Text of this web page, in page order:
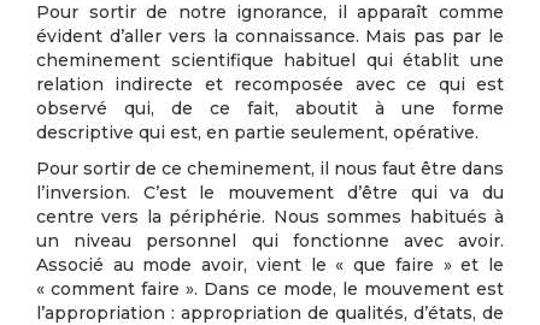
Pour sortir de notre ignorance, il apparaît comme
évident d’aller vers la connaissance. Mais pas par le
cheminement scientifique habituel qui établit une
relation indirecte et recomposée avec ce qui est
observé qui, de ce fait, aboutit à une forme
descriptive qui est, en partie seulement, opérative.
Pour sortir de ce cheminement, il nous faut être dans
l’inversion. C’est le mouvement d’être qui va du
centre vers la périphérie. Nous sommes habitués à
un niveau personnel qui fonctionne avec avoir.
Associé au mode avoir, vient le « que faire » et le
« comment faire ». Dans ce mode, le mouvement est
l’appropriation : appropriation de qualités, d’états, de